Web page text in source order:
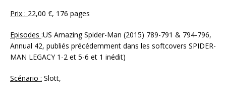
Prix : 22,00 €, 176 pages
Episodes :US Amazing Spider-Man (2015) 789-791 & 794-796,
Annual 42, publiés précédemment dans les softcovers SPIDER-
MAN LEGACY 1-2 et 5-6 et 1 inédit)
Scénario : Slott,